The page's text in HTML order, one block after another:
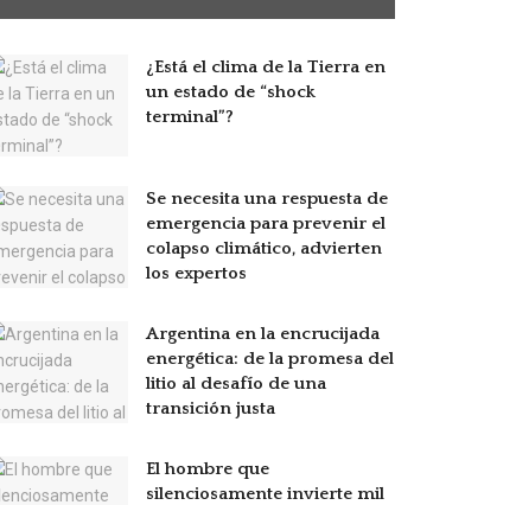
¿Está el clima de la Tierra en
un estado de “shock
terminal”?
Se necesita una respuesta de
emergencia para prevenir el
colapso climático, advierten
los expertos
Argentina en la encrucijada
energética: de la promesa del
litio al desafío de una
transición justa
El hombre que
silenciosamente invierte mil